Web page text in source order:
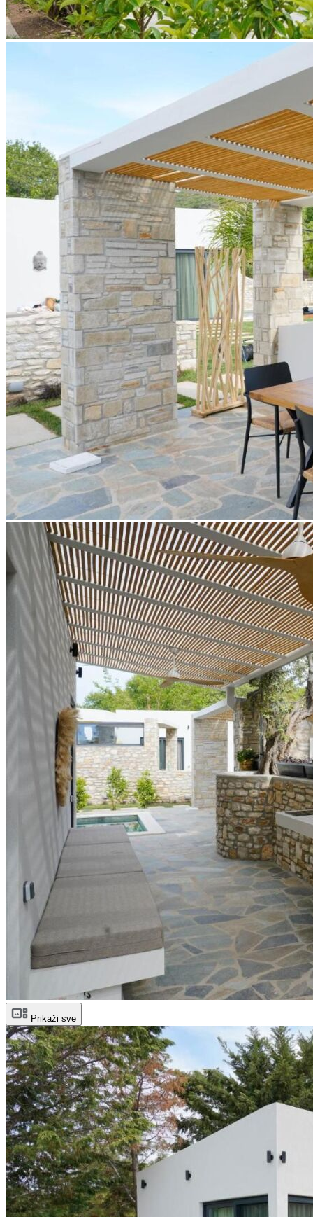
Prikaži sve